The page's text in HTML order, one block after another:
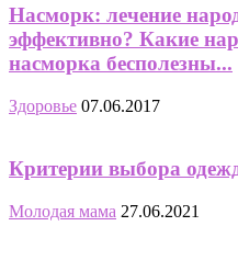
Насморк: лечение
эффективно? Какие
насморка бесполезны...
Здоровье 07.06.2017
Критерии выбора
Молодая мама 27.06.2021